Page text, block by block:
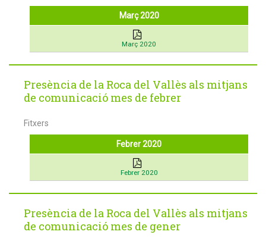
Març 2020
Març 2020
Presència de la Roca del Vallès als mitjans
de comunicació mes de febrer
Fitxers
Febrer 2020
Febrer 2020
Presència de la Roca del Vallès als mitjans
de comunicació mes de gener